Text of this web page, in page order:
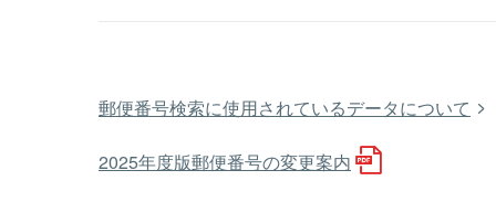
郵便番号検索に使用されているデータについて
2025年度版郵便番号の変更案内